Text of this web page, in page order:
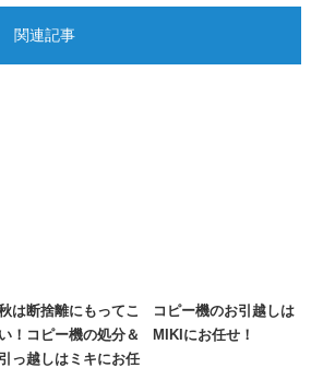
関連記事
は断捨離にもってこ
い！コピー機の処分＆
引っ越しはミキにお任
コピー機のお引越しは
MIKIにお任せ！